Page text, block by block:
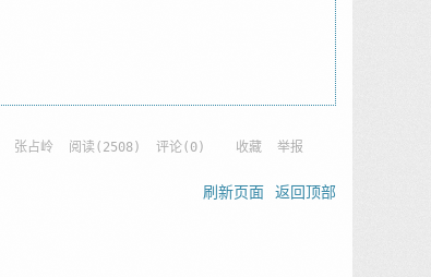
张占岭 阅读( 2508 ) 评论( 0 ) 收藏 举报
刷新页面 返回顶部